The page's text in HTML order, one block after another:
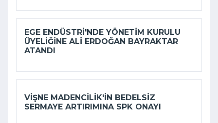
EGE ENDÜSTRI'NDE YÖNETIM KURULU
ÜYELIĞINE ALI ERDOĞAN BAYRAKTAR
ATANDI
VIŞNE MADENCILIK'IN BEDELSIZ
SERMAYE ARTIRIMINA SPK ONAYI